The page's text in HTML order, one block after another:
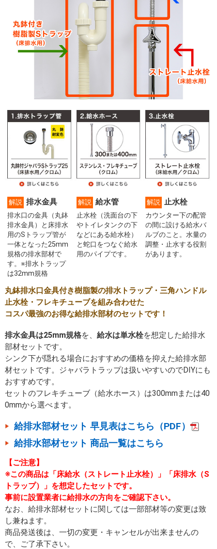
解説 排水金具
排水口の金具（丸鉢
排水金具）と床排水
用のSトラップ管が
一体となった25mm
規格の排水部材で
す。※排水トラップ
は32mm規格
解説 給水管
止水栓（洗面台の下
やトイレタンクの下
などにある給水栓）
と蛇口をつなぐ給水
用のパイプです。
解説 止水栓
カウンター下の配管
の間に設ける給水バ
ルブのこと。水量の
調整・止水する役割
があります。
丸鉢排水口金具付き樹脂製の排水トラップ・三角ハンドル
止水栓・フレキチューブを組み合わせた
コスパ最強のお得な給排水部材のセットです！
排水金具は25mm規格を、 給水は単水栓を想定した給排水
部材セットです。
シンク下が隠れる場合におすすめの価格を抑えた給排水部
材セットです。ジャバラトラップは扱いやすいのでDIYにも
おすすめです。
セットのフレキチューブ（給水ホース）は300mmまたは40
0mmから選べます。
給排水部材セット 早見表はこちら（PDF）
給排水部材セット 商品一覧はこちら
【ご注意】
※この商品は「床給水（ストレート止水栓）」「床排水（S
トラップ）」を想定したセットです。
事前に設置業者に給排水の方向をご確認下さい。
なお、給排水部材セットに関しては一部部材等の変更は致
し兼ねます。
商品発送後は、一切の変更・キャンセルが出来ませんの
で、ご了承下さい。